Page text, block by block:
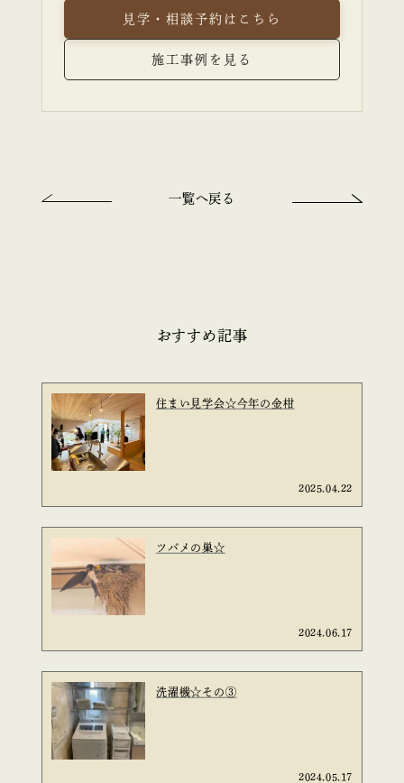
見学・相談予約はこちら
施工事例を見る
一覧へ戻る
おすすめ記事
住まい見学会☆今年の金柑
2025.04.22
ツバメの巣☆
2024.06.17
洗濯機☆その③
2024.05.17